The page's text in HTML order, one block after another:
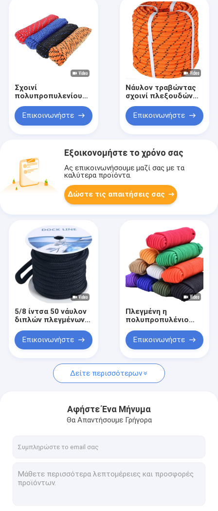
Προϊόντα
Σχοινί
πολυπροπυλενίου
πλεξουδών
διαμαντιών 3/8 ίντσα
50 πόδια καθολικών
πολυ σχοινιών
Επικοινωνήστε
Νάυλον τραβώντας
σχοινί πλεξουδών
1/2 ίντσας διπλό 150
πόδια σχοινιών
πολυεστέρα
Επικοινωνήστε
Εξοικονομήστε το χρόνο σας
Ας επικοινωνήσουμε μαζί σας με τα
καλύτερα προϊόντα.
Δώστε τις απαιτήσεις σας
5/8 ίντσα 50 νάυλον
διπλών πλεγμένων
πόδια σχοινιών
πρόσδεσης
Επικοινωνήστε
Πλεγμένη η
πολυπροπυλένιο
Πολωνού σημαιών
ενδυμάτων σχοινιών
τραβήγματος
δεσμών αναρριχείται
στον κόμβο
Επικοινωνήστε
Δείτε περισσότερων
Αφήστε Ένα Μήνυμα
Θα Απαντήσουμε Γρήγορα